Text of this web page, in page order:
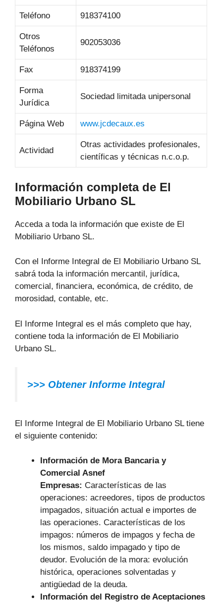
Teléfono 918374100
Otros
Teléfonos
902053036
Fax 918374199
Forma
Jurídica
Sociedad limitada unipersonal
Página Web www.jcdecaux.es
Actividad
Otras actividades profesionales,
científicas y técnicas n.c.o.p.
Información completa de El
Mobiliario Urbano SL
Acceda a toda la información que existe de El
Mobiliario Urbano SL.
Con el Informe Integral de El Mobiliario Urbano SL
sabrá toda la información mercantil, jurídica,
comercial, financiera, económica, de crédito, de
morosidad, contable, etc.
El Informe Integral es el más completo que hay,
contiene toda la información de El Mobiliario
Urbano SL.
>>> Obtener Informe Integral
El Informe Integral de El Mobiliario Urbano SL tiene
el siguiente contenido:
Información de Mora Bancaria y
Comercial Asnef
Empresas: Características de las
operaciones: acreedores, tipos de productos
impagados, situación actual e importes de
las operaciones. Características de los
impagos: números de impagos y fecha de
los mismos, saldo impagado y tipo de
deudor. Evolución de la mora: evolución
histórica, operaciones solventadas y
antigüedad de la deuda.
Información del Registro de Aceptaciones